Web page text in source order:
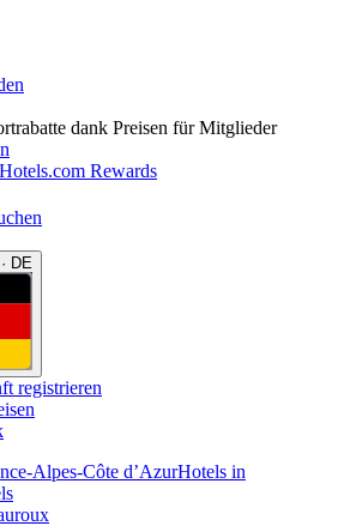
dank Preisen für Mitglieder
Rewards
DE
registrieren
Alpes-Côte d’AzurHotels in